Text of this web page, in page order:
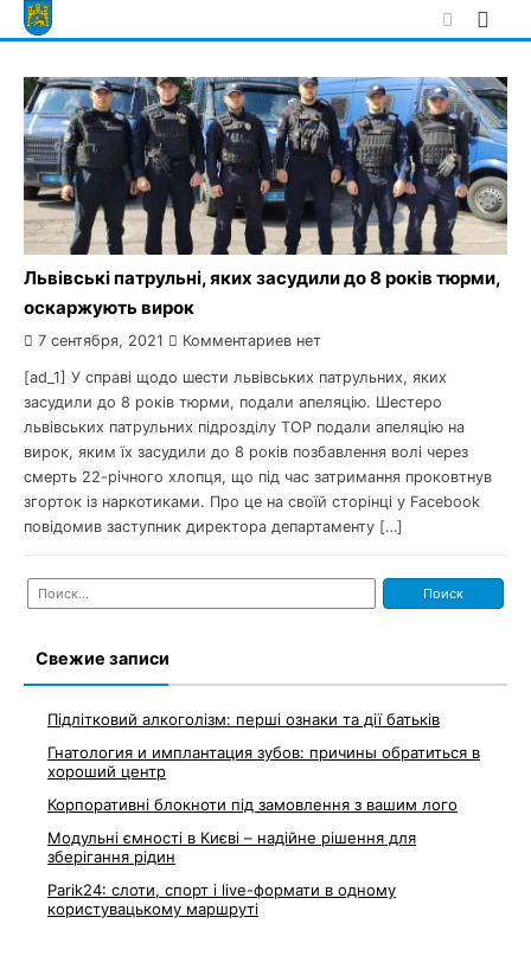
Skip
to
Львівські патрульні, яких засудили до 8 років тюрми,
оскаржують вирок
7 сентября, 2021 Комментариев нет
[ad_1] У справі щодо шести львівських патрульних, яких
засудили до 8 років тюрми, подали апеляцію. Шестеро
львівських патрульних підрозділу ТОР подали апеляцію на
вирок, яким їх засудили до 8 років позбавлення волі через
смерть 22-річного хлопця, що під час затримання проковтнув
згорток із наркотиками. Про це на своїй сторінці у Facebook
повідомив заступник директора департаменту […]
Найти:
Свежие записи
Підлітковий алкоголізм: перші ознаки та дії батьків
Гнатология и имплантация зубов: причины обратиться в
хороший центр
Корпоративні блокноти під замовлення з вашим лого
Модульні ємності в Києві – надійне рішення для
зберігання рідин
Parik24: слоти, спорт і live-формати в одному
користувацькому маршруті